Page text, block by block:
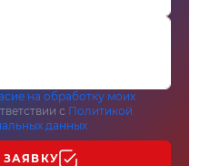
на обработку моих
с Политикой
данных